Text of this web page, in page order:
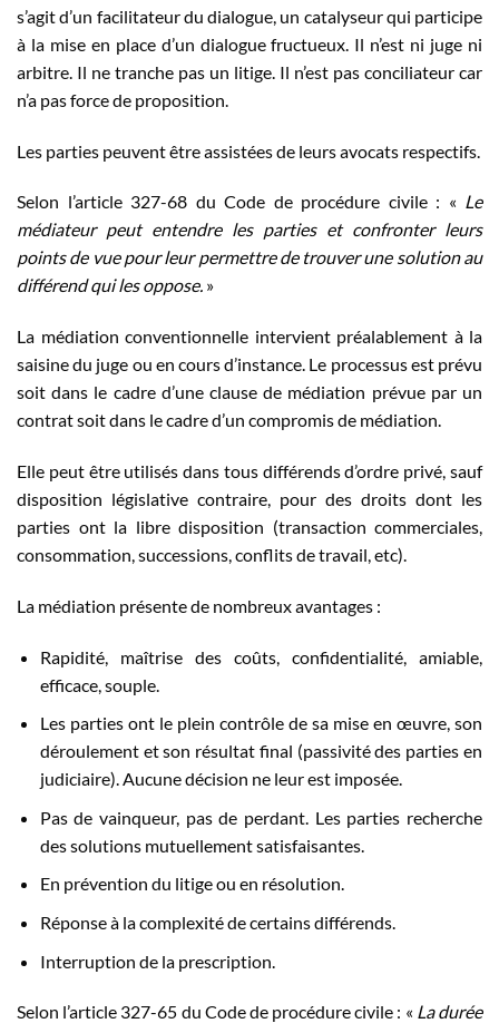
s’agit d’un facilitateur du dialogue, un catalyseur qui participe
à la mise en place d’un dialogue fructueux. Il n’est ni juge ni
arbitre. Il ne tranche pas un litige. Il n’est pas conciliateur car
n’a pas force de proposition.
Les parties peuvent être assistées de leurs avocats respectifs.
Selon l’article 327-68 du Code de procédure civile : « Le
médiateur peut entendre les parties et confronter leurs
points de vue pour leur permettre de trouver une solution au
différend qui les oppose. »
La médiation conventionnelle intervient préalablement à la
saisine du juge ou en cours d’instance. Le processus est prévu
soit dans le cadre d’une clause de médiation prévue par un
contrat soit dans le cadre d’un compromis de médiation.
Elle peut être utilisés dans tous différends d’ordre privé, sauf
disposition législative contraire, pour des droits dont les
parties ont la libre disposition (transaction commerciales,
consommation, successions, conflits de travail, etc).
La médiation présente de nombreux avantages :
Rapidité, maîtrise des coûts, confidentialité, amiable,
efficace, souple.
Les parties ont le plein contrôle de sa mise en œuvre, son
déroulement et son résultat final (passivité des parties en
judiciaire). Aucune décision ne leur est imposée.
Pas de vainqueur, pas de perdant. Les parties recherche
des solutions mutuellement satisfaisantes.
En prévention du litige ou en résolution.
Réponse à la complexité de certains différends.
Interruption de la prescription.
Selon l’article 327-65 du Code de procédure civile : « La durée